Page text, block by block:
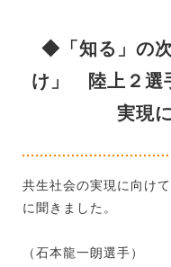
◆「知る」の
け」 陸上２選
実現
共生社会の実現に向け
に聞きました。
（石本龍一朗選手）